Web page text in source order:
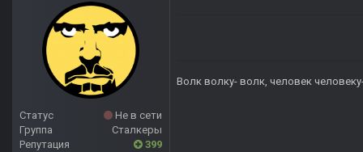
Статус
Не в сети
Группа
Сталкеры
Репутация
399
Волк волку- волк, человек